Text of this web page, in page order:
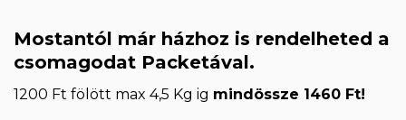
Mostantól már házhoz is rendelheted a
csomagodat Packetával.
1200 Ft fölött max 4,5 Kg ig mindössze 1460 Ft!